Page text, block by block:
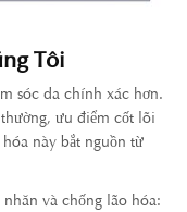
Tôi
sóc da chính xác hơn.
ưu điểm cốt lõi
này bắt nguồn từ
và chống lão hóa: